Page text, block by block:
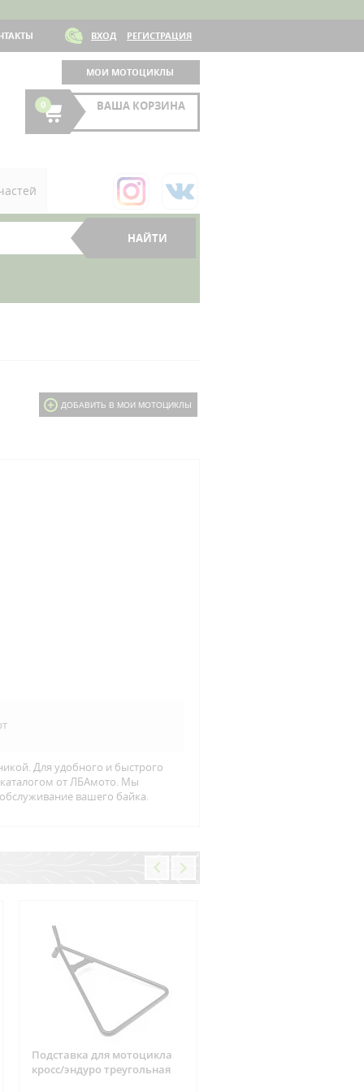
ВХОД РЕГИСТРАЦИЯ
МОИ МОТОЦИКЛЫ
0 ВАША КОРЗИНА
ДОБАВИТЬ В МОИ МОТОЦИКЛЫ
Для удобного и быстрого
каталогом от ЛБАмото. Мы
вашего байка.
Подставка для мотоцикла
кросс/эндуро треугольная